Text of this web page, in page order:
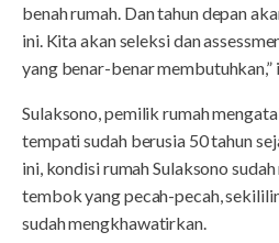
benah rumah. Dan tahun depan
ini. Kita akan seleksi dan
yang benar-benar membutuhkan,”
Sulaksono, pemilik rumah
tempati sudah berusia 50 tahun
ini, kondisi rumah Sulaksono
tembok yang pecah-pecah,
sudah mengkhawatirkan.